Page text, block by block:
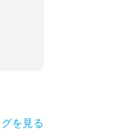
を見る